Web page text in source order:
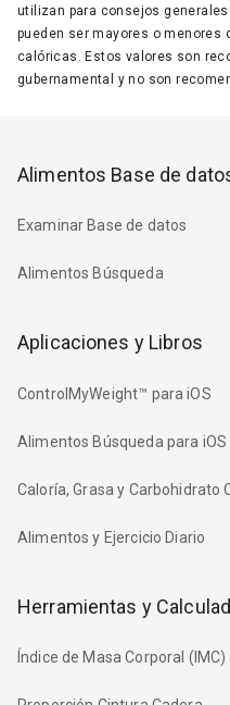
utilizan para consejos
pueden ser mayores o menores
calóricas. Estos valores son
gubernamental y no son
Alimentos Base de
Examinar Base de datos
Alimentos Búsqueda
Aplicaciones y Libros
ControlMyWeight™ para iOS
Alimentos Búsqueda para
Caloría, Grasa y Carbohidrato
Alimentos y Ejercicio Diario
Herramientas y
Índice de Masa Corporal (IMC)